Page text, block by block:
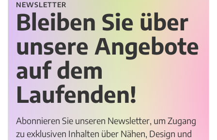
NEWSLETTER
Bleiben Sie über
unsere Angebote
auf dem
Laufenden!
Abonnieren Sie unseren Newsletter, um Zugang
zu exklusiven Inhalten über Nähen, Design und